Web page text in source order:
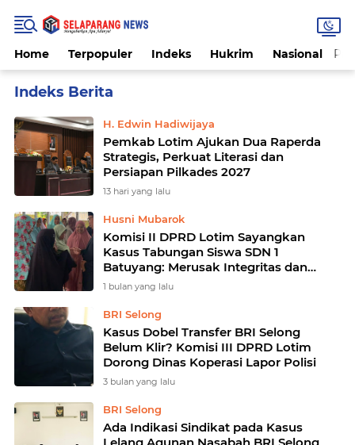
Home Terpopuler Indeks Hukrim Nasional
H. Edwin Hadiwijaya
Pemkab Lotim Ajukan Dua Raperda
Strategis, Perkuat Literasi dan
Persiapan Pilkades 2027
13 hari yang lalu
Husni Mubarok
Komisi II DPRD Lotim Sayangkan
Kasus Tabungan Siswa SDN 1
Batuyang: Merusak Integritas dan
Melanggar Kode Etik Guru!
1 bulan yang lalu
BRI Selong
Kasus Dobel Transfer BRI Selong
Belum Klir? Komisi III DPRD Lotim
Dorong Dinas Koperasi Lapor Polisi
3 bulan yang lalu
BRI Selong
Ada Indikasi Sindikat pada Kasus